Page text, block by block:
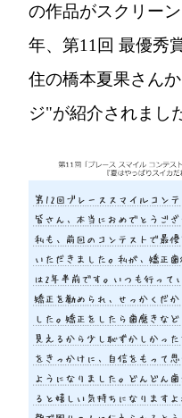
の作品がスクリー
年、第11回 最優秀
住の橋本夏果さん
ジ"が紹介されまし